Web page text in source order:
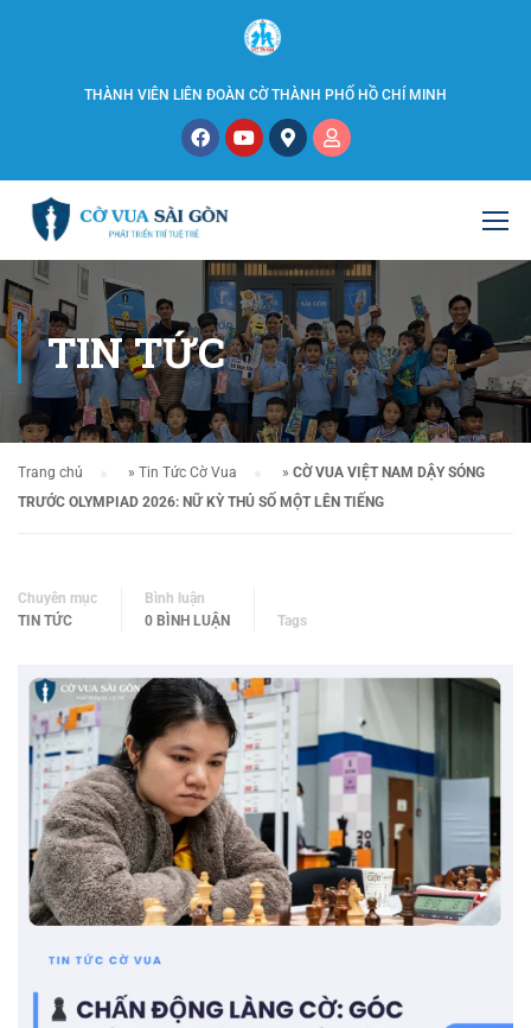
THÀNH VIÊN LIÊN ĐOÀN CỜ THÀNH PHỐ HỒ CHÍ MINH
TIN TỨC
Trang chủ » Tin Tức Cờ Vua » CỜ VUA VIỆT NAM DẬY SÓNG
TRƯỚC OLYMPIAD 2026: NỮ KỲ THỦ SỐ MỘT LÊN TIẾNG
Chuyên mục
TIN TỨC
Bình luận
0 BÌNH LUẬN
Tags